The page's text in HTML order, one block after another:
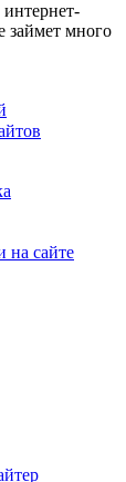
займет много
на сайте